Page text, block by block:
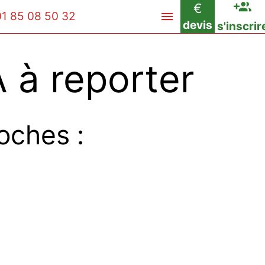
85 08 50 32
€
devis
à reporter
: